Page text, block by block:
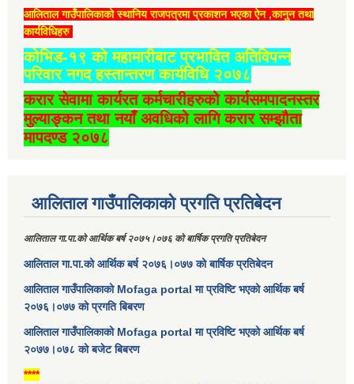
आलिताल गाउँपालिकाको स्थानिय राजपत्रमा प्रकाशन भएका ऐन ,कानुन तथा
कार्यविधिहरु
कोभिड-१९ को महामारीबाट प्रभावित अतिविपन्न
परिवार नगद हस्तान्तरण कार्यविधि २०७८
करार सेवामा कार्यरत कर्मचारीहरुको कार्यसमपादनस्तर
मुल्याङ्कन तथा नयाँ अवधिको लागि करार सम्झौता
मापदण्ड २०७८
आलिताल गाउँपालिकाको प्रगति प्रतिबेदन
आलिताल गा.पा.को आर्थिक बर्ष २०७५।०७६ को बार्षिक प्रगति प्रतिबेदन
आलिताल गा.पा.को आर्थिक बर्ष २०७६।०७७ को बार्षिक प्रतिबेदन
आलिताल गाउँपालिकाको Mofaga portal मा प्रविष्टि भएको आर्थिक बर्ष
२०७६।०७७ को प्रगति बिबरण
आलिताल गाउँपालिकाको Mofaga portal मा प्रविष्टि भएको आर्थिक बर्ष
२०७७।०७८ को बजेट बिबरण
****